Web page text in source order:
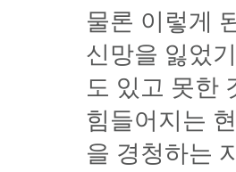
물론 이렇게
신망을 잃었
도 있고 못한
힘들어지는
을 경청하는